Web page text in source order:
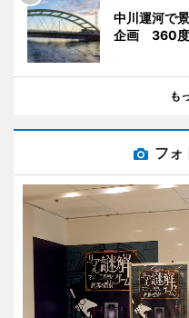
中川運河で
企画 360度
も
フォ